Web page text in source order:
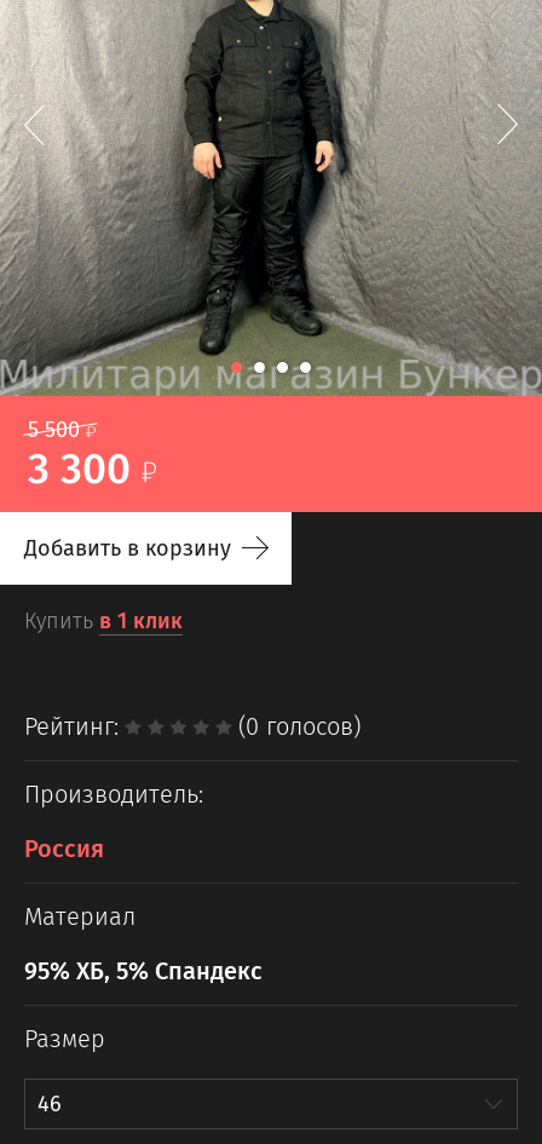
5 500
3 300
Добавить в корзину
Купить в 1 клик
Рейтинг: (0 голосов)
Производитель:
Россия
Материал
95% ХБ, 5% Спандекс
Размер
46